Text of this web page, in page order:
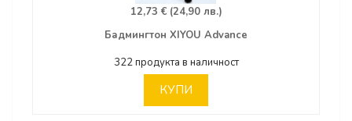
12,73 € (24,90 лв.)
Бадмингтон XIYOU Advance
322 продукта в наличност
КУПИ